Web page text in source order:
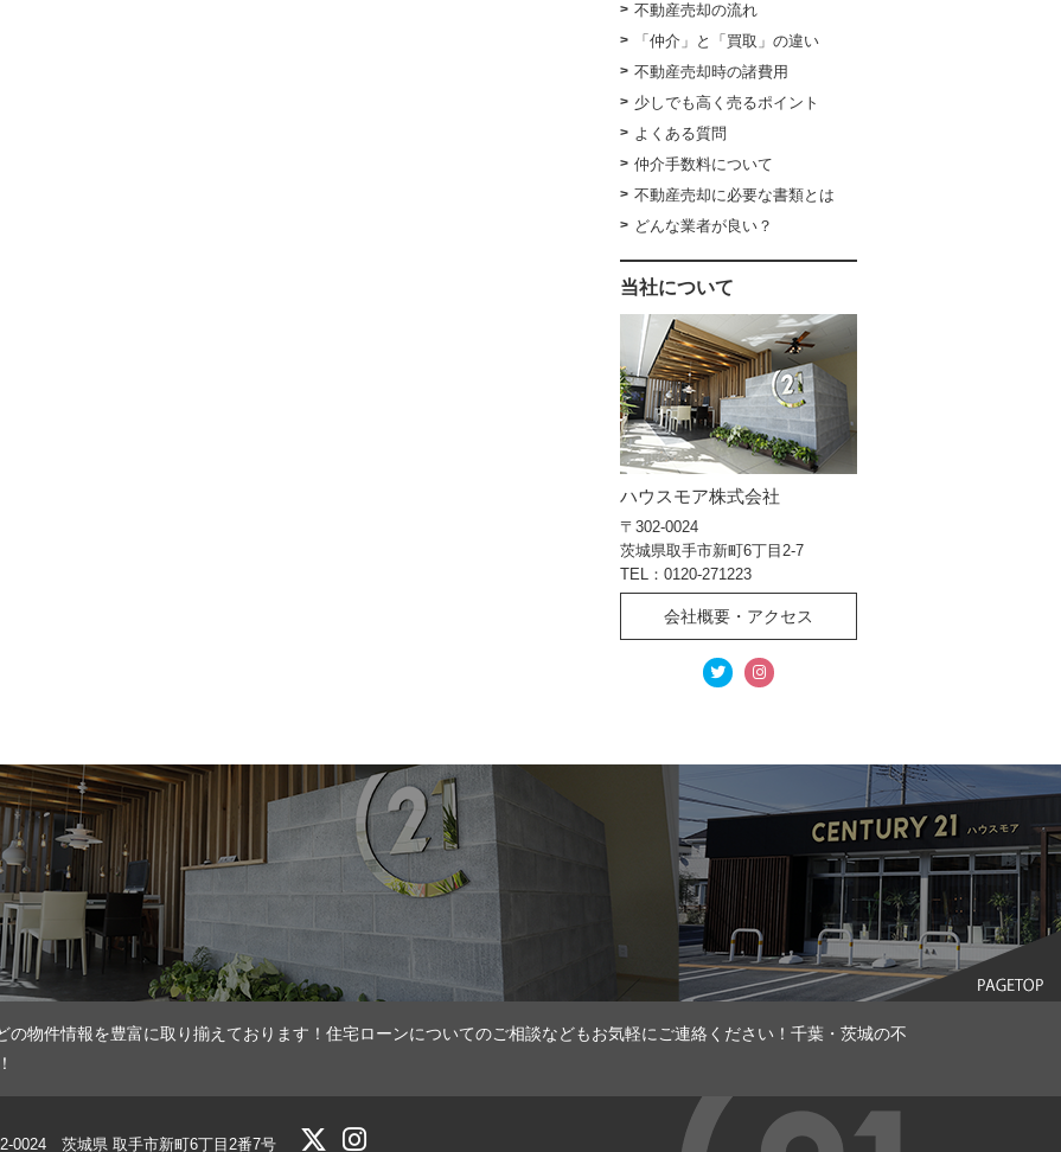
不動産売却の流れ
「仲介」と「買取」の違い
不動産売却時の諸費用
少しでも高く売るポイント
よくある質問
仲介手数料について
不動産売却に必要な書類とは
どんな業者が良い？
当社について
ハウスモア株式会社
〒302-0024
茨城県取手市新町6丁目2-7
TEL：0120-271223
会社概要・アクセス
物件情報を豊富に取り揃えております！住宅ローンについてのご相談などもお気軽にご連絡ください！千葉・茨城の不
0024 茨城県 取手市新町6丁目2番7号